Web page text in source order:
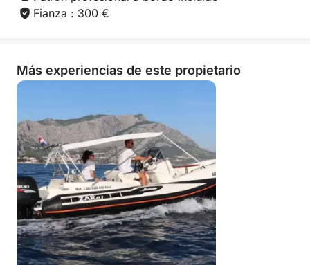
Fianza : 300 €
Más experiencias de este propietario